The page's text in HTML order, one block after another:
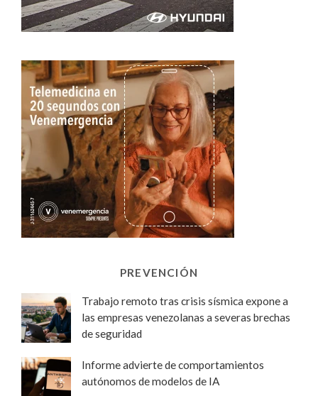
PREVENCIÓN
Trabajo remoto tras crisis sísmica expone a
las empresas venezolanas a severas brechas
de seguridad
Informe advierte de comportamientos
autónomos de modelos de IA